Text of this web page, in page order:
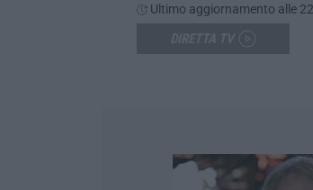
Ultimo aggiornamento alle